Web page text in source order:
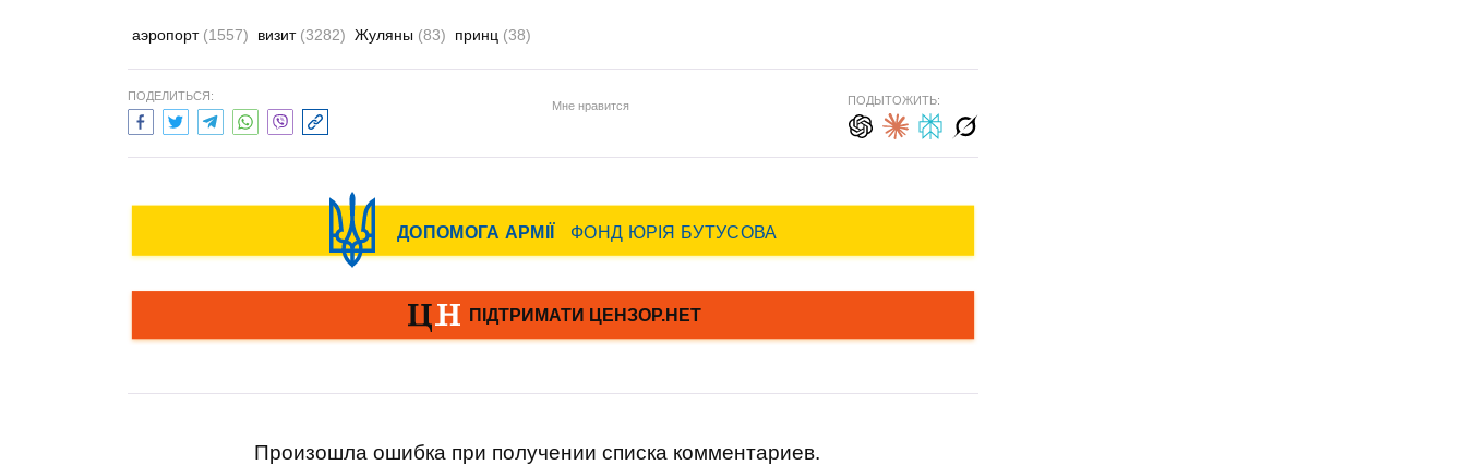
аэропорт (1557) визит (3282) Жуляны (83) принц (38)
ПОДЕЛИТЬСЯ:
Мне нравится ПОДЫТОЖИТЬ:
Произошла ошибка при получении списка комментариев.